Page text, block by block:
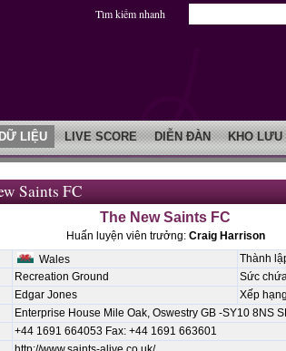
Tìm kiếm nhanh
DỮ LIỆU LIVE SCORE DIỄN ĐÀN KHO LƯU
Saints FC
The New Saints FC
Huấn luyện viên trưởng: Craig Harrison
Wales Thành
Recreation Ground Sức
Edgar Jones Xếp
Enterprise House Mile Oak, Oswestry GB -SY10 8NS
+44 1691 664053 Fax: +44 1691 663601